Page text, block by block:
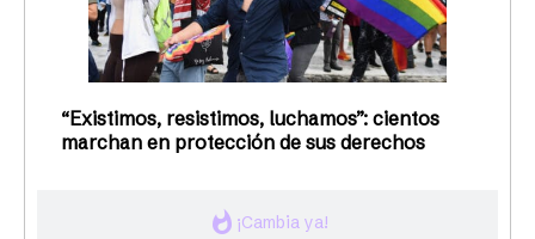
whatshot ¡Cambia ya!
“Existimos, resistimos, luchamos”: cientos
marchan en protección de sus derechos